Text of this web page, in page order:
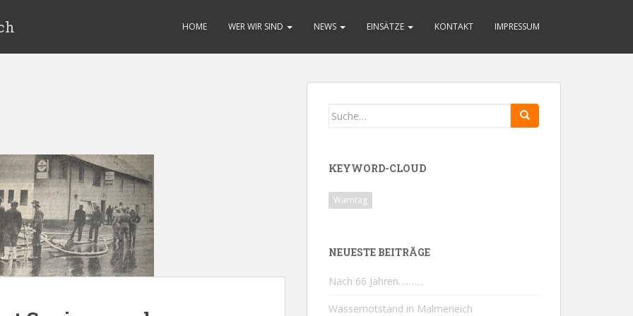
HOME WER WIR SIND NEWS EINSÄTZE KONTAKT IMPRESSUM
Search
KEYWORD-CLOUD
Warntag
NEUESTE BEITRÄGE
Nach 66 Jahren……….
Wassernotstand in Malmeneich